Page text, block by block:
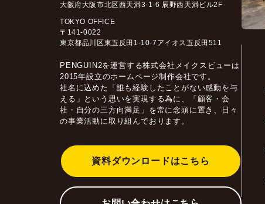
大阪府大阪市北区西天満3-1-6 辰野西天満ビル2F
TOKYO OFFICE
〒141-0022
東京都品川区東五反田1-10-7アイオス五反田511
PENGUIN2を運営する株式会社メイクスビューは
2015年設立のホームページ制作会社です。
社名に込めた「誰も経験したことがない感動を与
える」という思いを実現する為に、「顧客・会
社・自分の三方向満足」を常に念頭に置き、日々
の事業活動に取り組んでおります。
資料ダウンロードはこちら